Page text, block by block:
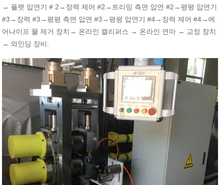
→ 플랫 압연기 # 2→ 장력 제어 #2→ 트리밍 측면 압연 #2→평평 압연기
#3→ 장력 #3→평평 측면 압연 #3→평평 압연기 #4→ 장력 제어 #4→ 에
어나이프 물 제거 장치 → 온라인 캘리퍼스 → 온라인 연마 → 교정 장치
→ 와인딩 장비